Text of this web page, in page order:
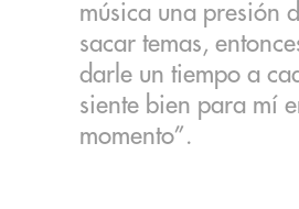
música una presión
sacar temas,
darle un tiempo a
siente bien para mí
momento”.